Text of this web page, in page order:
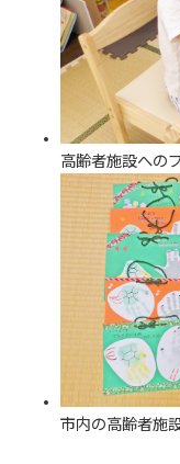
高齢者施設への
市内の高齢者施